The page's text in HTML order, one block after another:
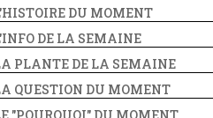
DU MOMENT
DE LA SEMAINE
PLANTE DE LA SEMAINE
QUESTION DU MOMENT